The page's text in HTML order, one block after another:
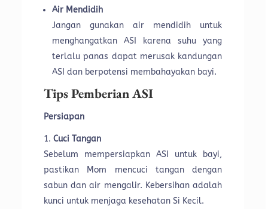
Air Mendidih
Jangan gunakan air mendidih untuk
menghangatkan ASI karena suhu yang
terlalu panas dapat merusak kandungan
ASI dan berpotensi membahayakan bayi.
Tips Pemberian ASI
Persiapan
Cuci Tangan
Sebelum mempersiapkan ASI untuk bayi,
pastikan Mom mencuci tangan dengan
sabun dan air mengalir. Kebersihan adalah
kunci untuk menjaga kesehatan Si Kecil.